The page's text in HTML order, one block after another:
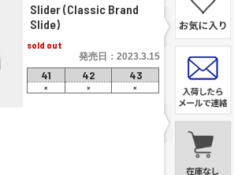
Slider (Classic Brand
Slide)
sold out
発売日：2023.3.15
41 42 43
× × ×